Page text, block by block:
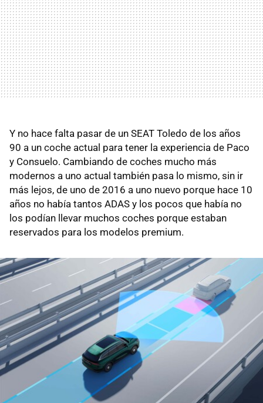
Y no hace falta pasar de un SEAT Toledo de los años
90 a un coche actual para tener la experiencia de Paco
y Consuelo. Cambiando de coches mucho más
modernos a uno actual también pasa lo mismo, sin ir
más lejos, de uno de 2016 a uno nuevo porque hace 10
años no había tantos ADAS y los pocos que había no
los podían llevar muchos coches porque estaban
reservados para los modelos premium.